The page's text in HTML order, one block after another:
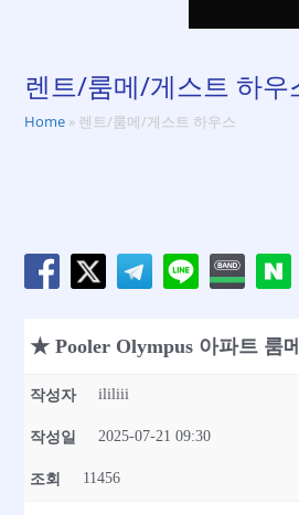
렌트/룸메/게스트 하우
Home » 렌트/룸메/게스트 하우스